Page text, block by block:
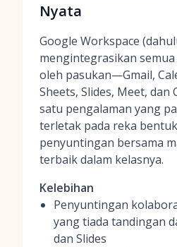
Nyata
Google Workspace
mengintegrasikan
oleh pasukan—Gmail,
Sheets, Slides, Meet,
satu pengalaman yang
terletak pada reka
penyuntingan bersama
terbaik dalam kelasnya.
Kelebihan
Penyuntingan
yang tiada tandingan
dan Slides